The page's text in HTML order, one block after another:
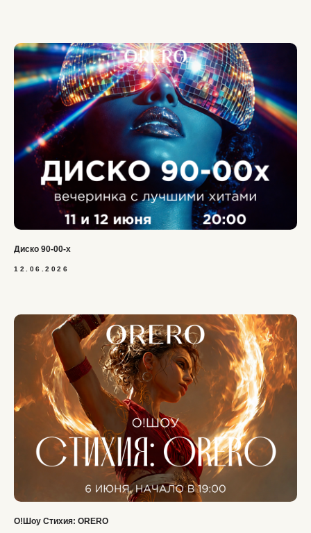
Диско 90-00-х
12.06.2026
О!Шоу Стихия: ORERO